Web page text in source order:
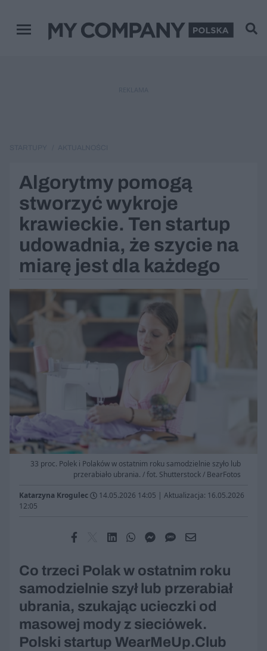
Menu główne
Algorytmy pomogą
stworzyć wykroje
krawieckie. Ten startup
udowadnia, że szycie na
miarę jest dla każdego
33 proc. Polek i Polaków w ostatnim roku samodzielnie szyło lub
przerabiało ubrania. / fot. Shutterstock / BearFotos
Katarzyna Krogulec 14.05.2026 14:05 | Aktualizacja: 16.05.2026
12:05
Co trzeci Polak w ostatnim roku
samodzielnie szył lub przerabiał
ubrania, szukając ucieczki od
masowej mody z sieciówek.
Polski startup WearMeUp.Club